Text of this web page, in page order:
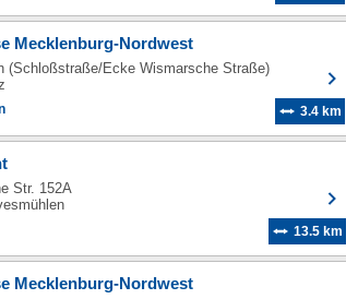
Mecklenburg-Nordwest
(Schloßstraße/Ecke Wismarsche Straße)
3.4 km
Str. 152A
13.5 km
Mecklenburg-Nordwest